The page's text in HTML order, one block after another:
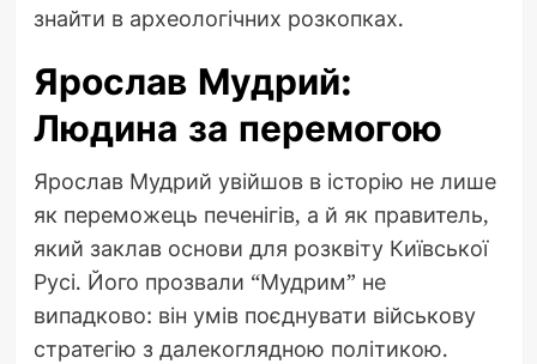
знайти в археологічних розкопках.
Ярослав Мудрий:
Людина за перемогою
Ярослав Мудрий увійшов в історію не лише
як переможець печенігів, а й як правитель,
який заклав основи для розквіту Київської
Русі. Його прозвали “Мудрим” не
випадково: він умів поєднувати військову
стратегію з далекоглядною політикою.